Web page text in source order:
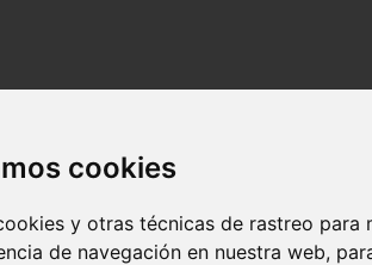
cookies
y otras técnicas de rastreo para
de navegación en nuestra web,